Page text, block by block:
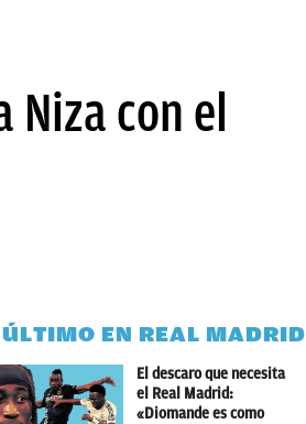
con el
ÚLTIMO EN REAL MADRID
El descaro que necesita
el Real Madrid:
«Diomande es como